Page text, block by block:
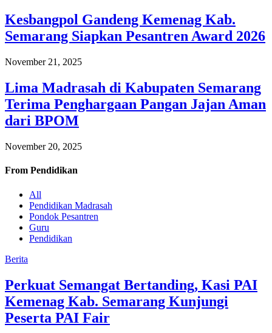
Kesbangpol Gandeng Kemenag Kab.
Semarang Siapkan Pesantren Award 2026
November 21, 2025
Lima Madrasah di Kabupaten Semarang
Terima Penghargaan Pangan Jajan Aman
dari BPOM
November 20, 2025
From Pendidikan
All
Pendidikan Madrasah
Pondok Pesantren
Guru
Pendidikan
Berita
Perkuat Semangat Bertanding, Kasi PAI
Kemenag Kab. Semarang Kunjungi
Peserta PAI Fair